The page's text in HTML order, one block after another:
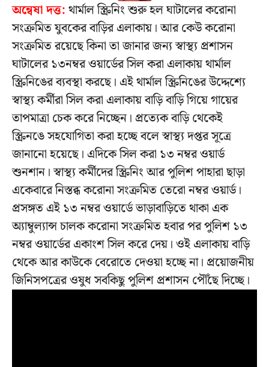
অন্বেষা দত্ত:থার্মাল স্ক্রিনিং শুরু হল ঘাটালের করোনা
সংক্রমিত যুবকের বাড়ির এলাকায়। আর কেউ করোনা
সংক্রমিত রয়েছে কিনা তা জানার জন্য স্বাস্থ্য প্রশাসন
ঘাটালের ১৩নম্বর ওয়ার্ডের সিল করা এলাকায় থার্মাল
স্ক্রিনিঙের ব্যবস্থা করছে। এই থার্মাল স্ক্রিনিঙের উদ্দেশ্যে
স্বাস্থ্য কর্মীরা সিল করা এলাকায় বাড়ি বাড়ি গিয়ে গায়ের
তাপমাত্রা চেক করে নিচ্ছেন। প্রত্যেক বাড়ি থেকেই
স্ক্রিনঙে সহযোগিতা করা হচ্ছে বলে স্বাস্থ্য দপ্তর সূত্রে
জানানো হয়েছে। এদিকে সিল করা ১৩ নম্বর ওয়ার্ড
শুনশান। স্বাস্থ্য কর্মীদের স্ক্রিনিং আর পুলিশ পাহারা ছাড়া
একেবারে নিস্তব্ধ করোনা সংক্রমিত তেরো নম্বর ওয়ার্ড।
প্রসঙ্গত এই ১৩ নম্বর ওয়ার্ডে ভাড়াবাড়িতে থাকা এক
অ্যাম্বুল্যান্স চালক করোনা সংক্রমিত হবার পর পুলিশ ১৩
নম্বর ওয়ার্ডের একাংশ সিল করে দেয়। ওই এলাকায় বাড়ি
থেকে আর কাউকে বেরোতে দেওয়া হচ্ছে না। প্রয়োজনীয়
জিনিসপত্রের ওষুধ সবকিছু পুলিশ প্রশাসন পৌঁছে দিচ্ছে।